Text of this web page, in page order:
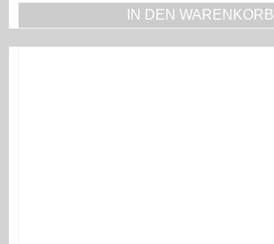
IN DEN WARENKORB